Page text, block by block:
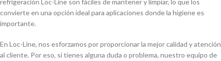
refrigeración Loc-Line son fáciles de mantener y limpiar, lo que los
convierte en una opción ideal para aplicaciones donde la higiene es
importante.
En Loc-Line, nos esforzamos por proporcionar la mejor calidad y atención
al cliente. Por eso, si tienes alguna duda o problema, nuestro equipo de